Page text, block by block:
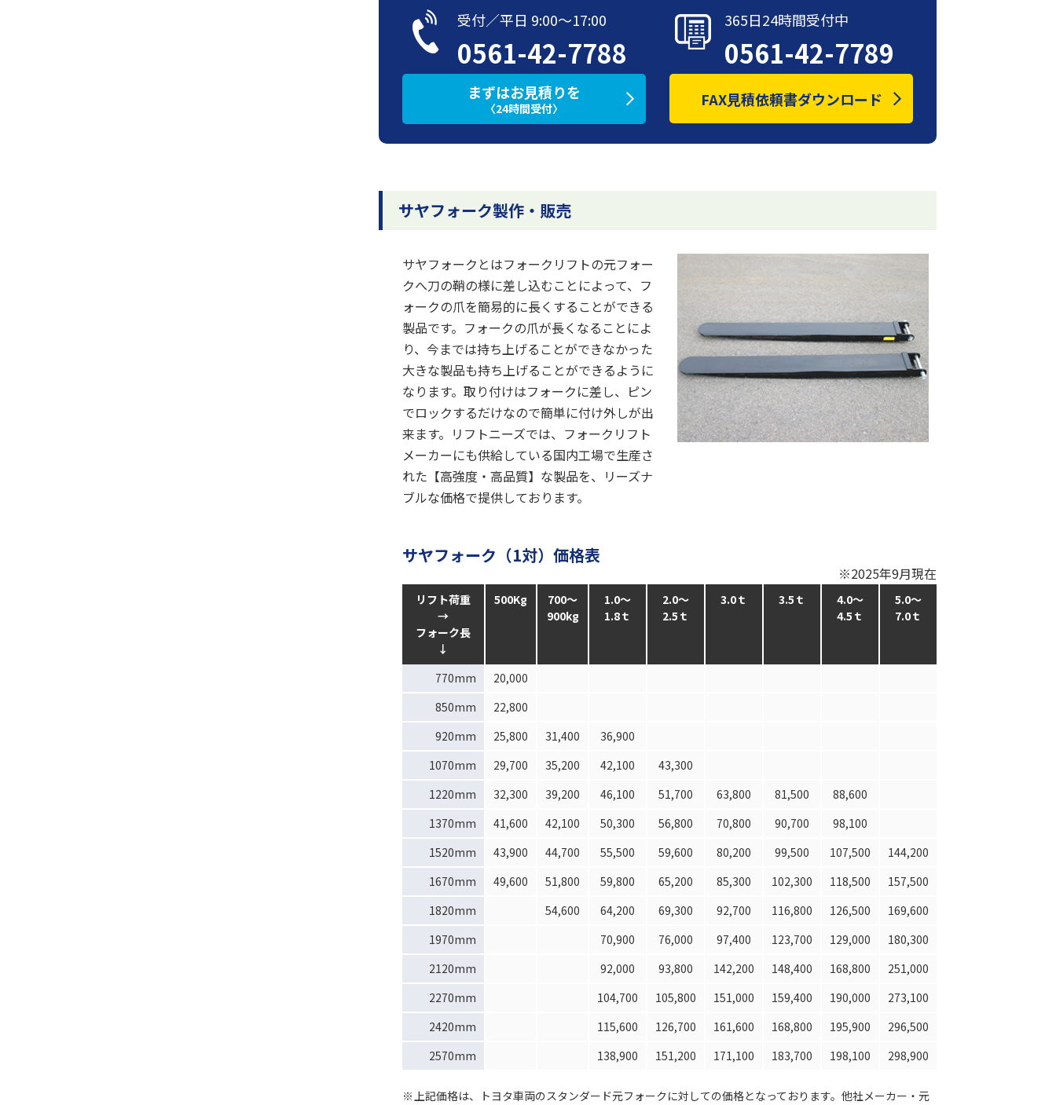
受付／平日 9:00〜17:00
0561-42-7788
まずはお見積りを
〈24時間受付〉
365日24時間受付中
0561-42-7789
FAX見積依頼書ダウンロード
サヤフォーク製作・販売
サヤフォークとはフォークリフトの元フォー
クへ刀の鞘の様に差し込むことによって、フ
ォークの爪を簡易的に長くすることができる
製品です。フォークの爪が長くなることによ
り、今までは持ち上げることができなかった
大きな製品も持ち上げることができるように
なります。取り付けはフォークに差し、ピン
でロックするだけなので簡単に付け外しが出
来ます。リフトニーズでは、フォークリフト
メーカーにも供給している国内工場で生産さ
れた【高強度・高品質】な製品を、リーズナ
ブルな価格で提供しております。
サヤフォーク（1対）価格表
※2025年9月現在
リフト荷重
→
フォーク長
↓
500Kg
700～
900kg
1.0～
1.8ｔ
2.0～
2.5ｔ
3.0ｔ 3.5ｔ
4.0～
4.5ｔ
5.0～
7.0ｔ
770mm
20,000
850mm
22,800
920mm
25,800 31,400
36,900
1070mm
29,700 35,200 42,100
43,300
1220mm
32,300 39,200 46,100 51,700 63,800 81,500
88,600
1370mm
41,600 42,100 50,300 56,800 70,800 90,700
98,100
1520mm
43,900 44,700 55,500 59,600 80,200 99,500 107,500
144,200
1670mm
49,600 51,800 59,800 65,200 85,300 102,300 118,500
157,500
1820mm
54,600 64,200 69,300 92,700 116,800 126,500
169,600
1970mm
70,900 76,000 97,400 123,700 129,000
180,300
2120mm
92,000 93,800 142,200 148,400 168,800
251,000
2270mm
104,700 105,800 151,000 159,400 190,000
273,100
2420mm
115,600 126,700 161,600 168,800 195,900
296,500
2570mm
138,900 151,200 171,100 183,700 198,100 298,900
上記価格は、トヨタ車両のスタンダード元フォークに対しての価格となっております。他社メーカー・元